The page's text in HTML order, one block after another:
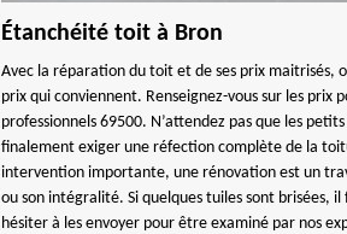
Étanchéité toit à Bron
Avec la réparation du toit et de ses prix maitrisés,
prix qui conviennent. Renseignez-vous sur les prix
professionnels 69500. N’attendez pas que les
finalement exiger une réfection complète de la
intervention importante, une rénovation est un
ou son intégralité. Si quelques tuiles sont brisées,
hésiter à les envoyer pour être examiné par nos